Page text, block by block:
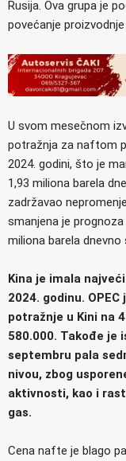
Rusija. Ova grupa je
povećanje
U svom mesečnom
potražnja za naftom
2024. godini, što je
1,93 miliona barela
zadržavao
smanjena je
miliona barela dnevno
Kina je imala
2024. godinu.
potražnje u Kini na
580.000. Takođe je
septembru pala
nivou, zbog
aktivnosti, kao i
gas.
Cena nafte je blago